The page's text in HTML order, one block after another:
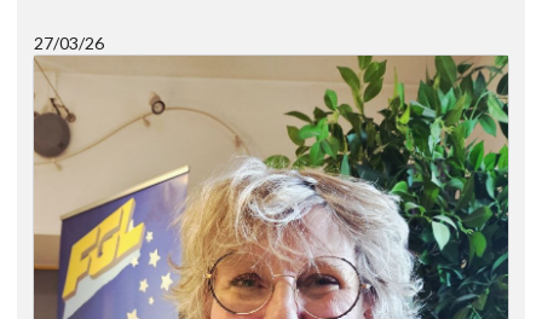
27/03/26